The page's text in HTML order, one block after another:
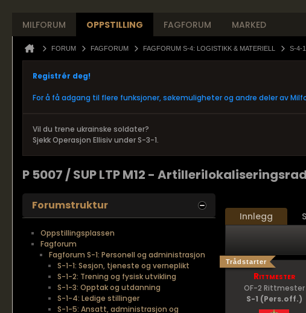
MILFORUM OPPSTILLING FAGFORUM MARKED
FORUM FAGFORUM FAGFORUM S-4: LOGISTIKK & MATERIELL S-4-
Registrér deg!
For å få adgang til flere funksjoner, søkemuligheter og andre deler av
Vil du trene ukrainske soldater?
Sjekk Operasjon Ellisiv under S-3-1.
P 5007 / SUP LTP M12 -
Innlegg
Rittmester
Trådstarter
OF-2 Rittmester
S-1 (Pers.off.)
Forumstruktur
Oppstillingsplassen
Fagforum
Fagforum S-1: Personell og administrasjon
S-1-1: Sesjon, tjeneste og verneplikt
S-1-2: Trening og fysisk utvikling
S-1-3: Opptak og utdanning
S-1-4: Ledige stillinger
S-1-5: Ansatt, administrasjon og